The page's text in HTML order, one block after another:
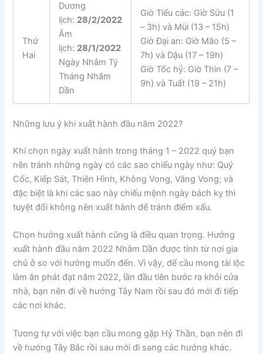
Thứ
Hai
Dương
lịch: 28/2/2022
Âm
lịch: 28/1/2022
Ngày Nhâm Tý
Tháng Nhâm
Dần
Giờ Tiểu các: Giờ Sửu (1
– 3h) và Mùi (13 – 15h)
Giờ Đại an: Giờ Mão (5 –
7h) và Dậu (17 – 19h)
Giờ Tốc hỷ: Giờ Thìn (7 –
9h) và Tuất (19 – 21h)
Những lưu ý khi xuất hành đầu năm 2022?
Khi chọn ngày xuất hành trong tháng 1 – 2022 quý bạn
nên tránh những ngày có các sao chiếu ngày như: Quý
Cốc, Kiếp Sát, Thiên Hình, Không Vong, Vãng Vong; và
đặc biệt là khi các sao này chiếu mệnh ngày bách kỵ thì
tuyệt đối không nên xuất hành để tránh điểm xấu.
Chọn hướng xuất hành cũng là điều quan trọng. Hướng
xuất hành đầu năm 2022 Nhâm Dần được tính từ nơi gia
chủ ở so với hướng muốn đến. Vì vậy, để cầu mong tài lộc
làm ăn phát đạt năm 2022, lần đầu tiên bước ra khỏi cửa
nhà, bạn nên đi về hướng Tây Nam rồi sau đó mới đi tiếp
các nơi khác.
Tương tự với việc bạn cầu mong gặp Hỷ Thần, bạn nên đi
về hướng Tây Bắc rồi sau mới đi sang các hướng khác.